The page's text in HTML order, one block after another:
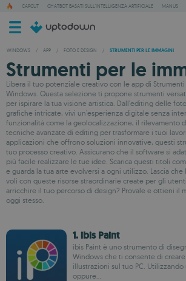
CAPCUT CHATBOT BASATI SULL'INTELLIGENZA ARTIFICIALE MANUS
WINDOWS / APP / FOTO E DESIGN / STRUMENTI PER LE IMMAGINI
Strumenti per le
Libera il tuo potenziale creativo con le app di
Windows. Questa selezione ti propone strumenti
per ispirare la tua visione artistica. Dall'editing delle
grafiche intricate, vivi un'esperienza digitale senza
funzionalità come la geolocalizzazione, il rilevamento
tecniche avanzate di editing per trasformare i tuoi
applicazioni che offrono soluzioni innovative, questi
tuo processo creativo. Assicurano che il software si
più facile realizzare le tue idee. Scarica questi titoli
e guarda la tua arte evolversi a ogni utilizzo. Lascia
voli con queste risorse straordinarie create per gli
arricchire il tuo percorso di design? Provale e ottieni il
oggi stesso.
1. ibis Paint
ibis Paint è uno strumento di
Windows che ti consente di
illustrazioni sul tuo PC.
oppure...